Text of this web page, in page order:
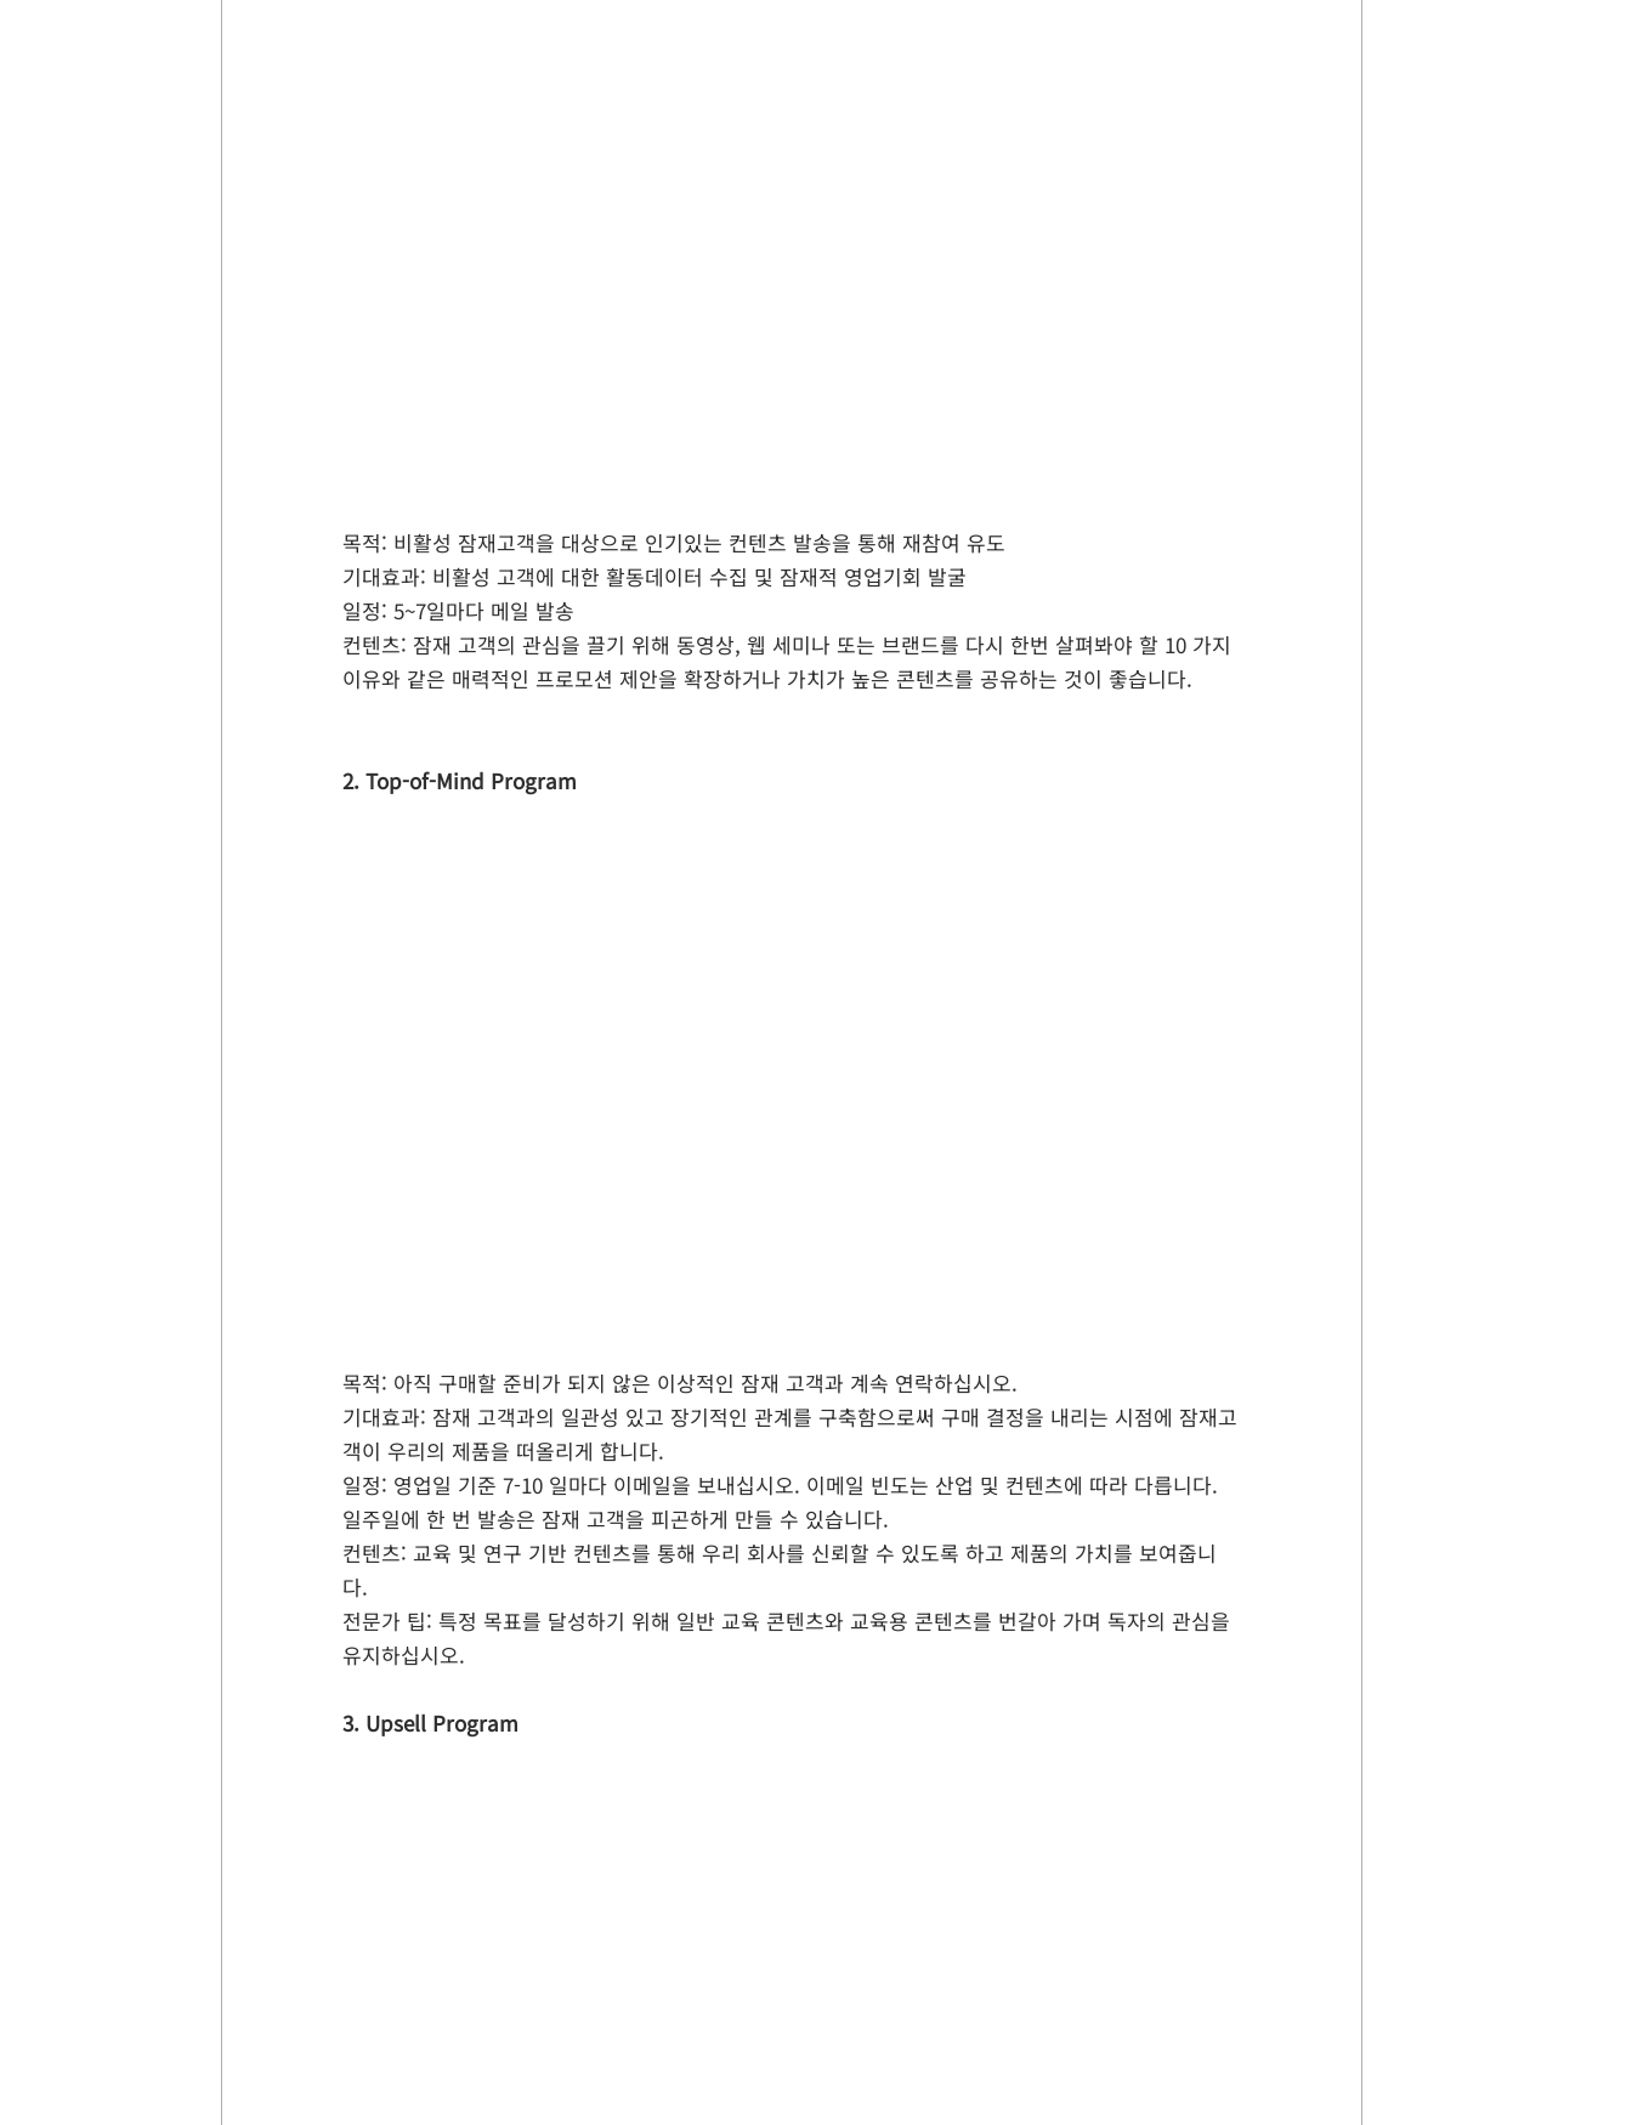
목적: 비활성 잠재고객을 대상으로 인기있는 컨텐츠 발송을 통해 재참여 유도
기대효과: 비활성 고객에 대한 활동데이터 수집 및 잠재적 영업기회 발굴
일정: 5~7일마다 메일 발송
컨텐츠: 잠재 고객의 관심을 끌기 위해 동영상, 웹 세미나 또는 브랜드를 다시 한번 살펴봐야 할 10 가지
이유와 같은 매력적인 프로모션 제안을 확장하거나 가치가 높은 콘텐츠를 공유하는 것이 좋습니다.
2. Top-of-Mind Program
목적: 아직 구매할 준비가 되지 않은 이상적인 잠재 고객과 계속 연락하십시오.
기대효과: 잠재 고객과의 일관성 있고 장기적인 관계를 구축함으로써 구매 결정을 내리는 시점에 잠재고
객이 우리의 제품을 떠올리게 합니다.
일정: 영업일 기준 7-10 일마다 이메일을 보내십시오. 이메일 빈도는 산업 및 컨텐츠에 따라 다릅니다.
일주일에 한 번 발송은 잠재 고객을 피곤하게 만들 수 있습니다.
컨텐츠: 교육 및 연구 기반 컨텐츠를 통해 우리 회사를 신뢰할 수 있도록 하고 제품의 가치를 보여줍니
다.
전문가 팁: 특정 목표를 달성하기 위해 일반 교육 콘텐츠와 교육용 콘텐츠를 번갈아 가며 독자의 관심을
유지하십시오.
3. Upsell Program